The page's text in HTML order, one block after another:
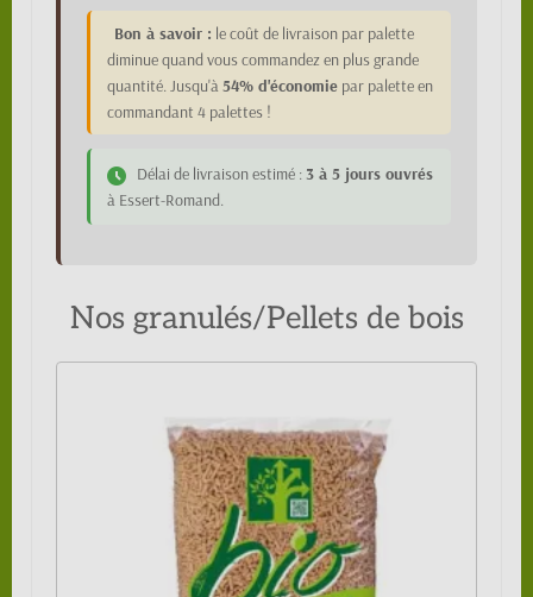
Bon à savoir : le coût de livraison par palette
diminue quand vous commandez en plus grande
quantité. Jusqu'à54% d'économie par palette en
commandant 4 palettes !
Délai de livraison estimé : 3 à 5 jours ouvrés
à Essert-Romand.
Nos granulés/Pellets de bois